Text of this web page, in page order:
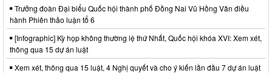
Trưởng đoàn Đại biểu Quốc hội thành phố Đồng Nai Vũ Hồng Văn điều
hành Phiên thảo luận tổ 6
[Infographic] Kỳ họp không thường lệ thứ Nhất, Quốc hội khóa XVI: Xem xét,
thông qua 15 dự án luật
Xem xét, thông qua 15 luật, 4 Nghị quyết và cho ý kiến lần đầu 7 dự án luật